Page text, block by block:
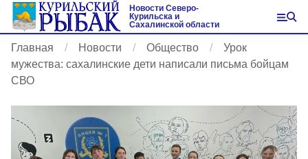
Новости Северо-
Курильска и
Сахалинской области
Главная Новости Общество
Урок
мужества: сахалинские дети написали письма бойцам
СВО